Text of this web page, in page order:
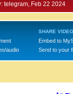
: telegram, Feb 22 2024
audio
SHARE
Embed to
Send to your